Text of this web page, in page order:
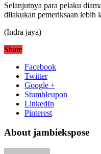
Selanjutnya para pelaku
dilakukan pemeriksaan lebih
(Indra jaya)
Share
Facebook
Twitter
Google +
Stumbleupon
LinkedIn
Pinterest
About jambiekspose